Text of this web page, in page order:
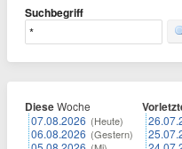
Suchbegriff
DieseWoche
07.08.2026 (Heute)
06.08.2026 (Gestern)